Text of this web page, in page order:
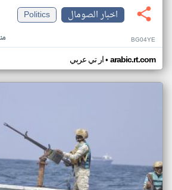
اخبار الصومال
Politics
BG04YE
ار تي عربي• arabic.rt.com